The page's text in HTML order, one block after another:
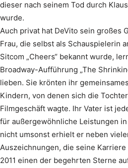
dieser nach seinem Tod durch
wurde.
Auch privat hat DeVito sein großes
Frau, die selbst als Schauspielerin
Sitcom „Cheers“ bekannt wurde,
Broadway-Aufführung „The
lieben. Sie krönten ihr
Kindern, von denen sich die
Filmgeschäft wagte. Ihr Vater ist
für außergewöhnliche Leistungen
nicht umsonst erhielt er neben
Auszeichnungen, die seine
2011 einen der begehrten Sterne